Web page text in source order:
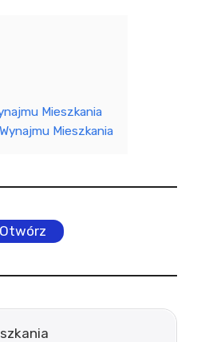
Mieszkania
Mieszkania
Otwórz